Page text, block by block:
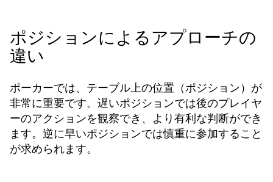
ポジションによるアプローチの
違い
ポーカーでは、テーブル上の位置（ポジション）が
非常に重要です。遅いポジションでは後のプレイヤ
ーのアクションを観察でき、より有利な判断ができ
ます。逆に早いポジションでは慎重に参加すること
が求められます。